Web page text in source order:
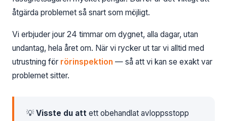
åtgärda problemet så snart som möjligt.
Vi erbjuder jour 24 timmar om dygnet, alla dagar, utan
undantag, hela året om. När vi rycker ut tar vi alltid med
utrustning för rörinspektion — så att vi kan se exakt var
problemet sitter.
💡 Visste du att ett obehandlat avloppsstopp